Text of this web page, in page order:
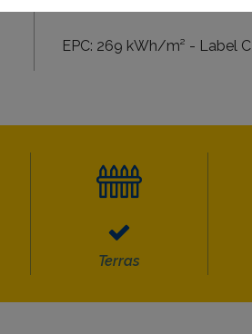
EPC: 269 kWh/m² - Label C
Terras